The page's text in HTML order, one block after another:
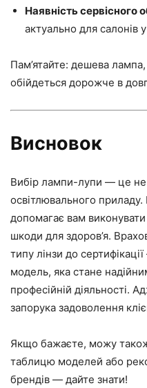
Наявність сервісного
актуально для салонів
Пам’ятайте: дешева
обійдеться дорожче в
Висновок
Вибір лампи-лупи — це
освітлювального
допомагає вам
шкоди для здоров’я.
типу лінзи до
модель, яка стане
професійній діяльності.
запорука задоволення
Якщо бажаєте, можу
таблицю моделей або
брендів — дайте знати!